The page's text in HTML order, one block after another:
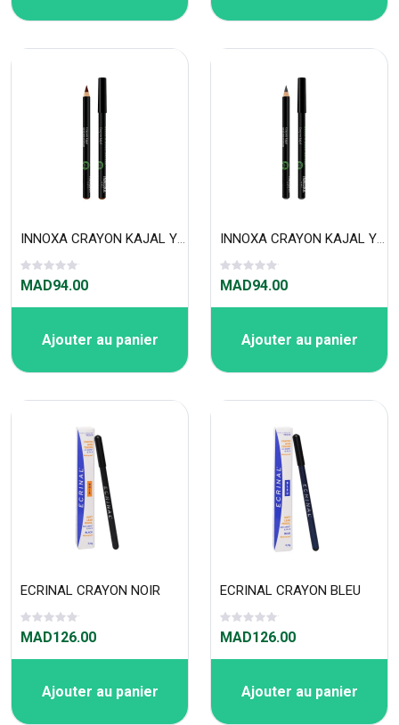
INNOXA CRAYON KAJAL YEUX MARRON - G771482
MAD94.00
Ajouter au panier
INNOXA CRAYON KAJAL YEUX GRIS - G771483
MAD94.00
Ajouter au panier
ECRINAL CRAYON NOIR
MAD126.00
Ajouter au panier
ECRINAL CRAYON BLEU
MAD126.00
Ajouter au panier